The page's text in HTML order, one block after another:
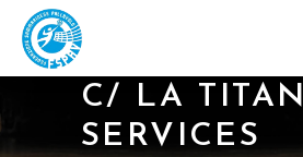
C/ LA TITAN
SERVICES